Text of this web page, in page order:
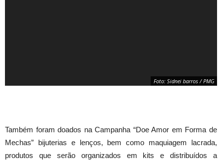
Foto: Sidnei barros / PMG
Também foram doados na Campanha “Doe Amor em Forma de
Mechas” bijuterias e lenços, bem como maquiagem lacrada,
produtos que serão organizados em kits e distribuídos a